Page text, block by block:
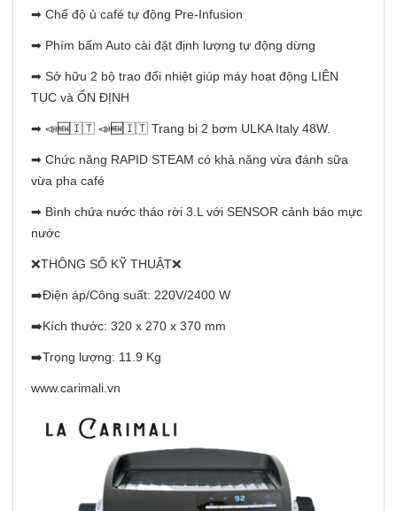
➡ Chế độ ủ café tự động Pre-Infusion
➡ Phím bấm Auto cài đặt định lượng tự động dừng
➡ Sở hữu 2 bộ trao đổi nhiệt giúp máy hoạt động LIÊN
TỤC và ỔN ĐỊNH
➡ 📣🆕🇮🇹 📣🆕🇮🇹 Trang bị 2 bơm ULKA Italy 48W.
➡ Chức năng RAPID STEAM có khả năng vừa đánh sữa
vừa pha café
➡ Bình chứa nước tháo rời 3.L với SENSOR cảnh báo mực
nước
❌THÔNG SỐ KỸ THUẬT❌
➡️Điện áp/Công suất: 220V/2400 W
➡️Kích thước: 320 x 270 x 370 mm
➡️Trọng lượng: 11.9 Kg
www.carimali.vn